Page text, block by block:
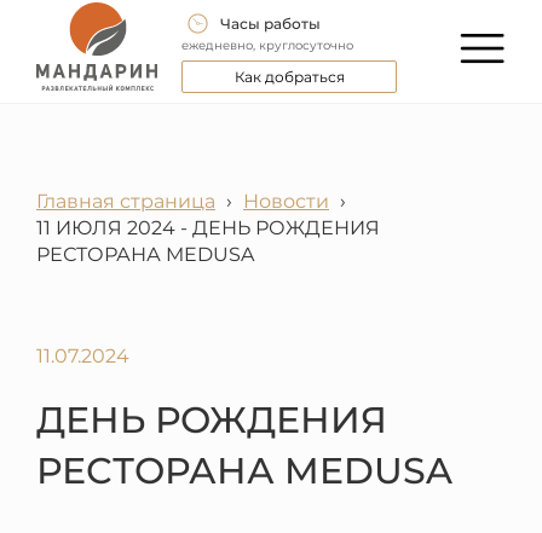
Часы работы
ежедневно, круглосуточно
Как добраться
Главная страница › Новости ›
11 ИЮЛЯ 2024 - ДЕНЬ РОЖДЕНИЯ
РЕСТОРАНА MEDUSA
11.07.2024
ДЕНЬ РОЖДЕНИЯ
РЕСТОРАНА MEDUSA